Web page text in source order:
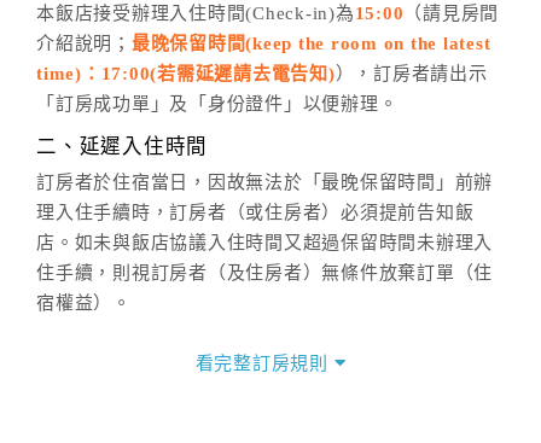
五、客服時間
週一至週日，上午9:00～晚上6:00
六、聯絡方式
(07)9682715 。
本飯店接受辦理入住時間(Check-in)為15:00 （請見房間
介紹說明； 最晚保留時間(keep the room on the latest
time)：17:00(若需延遲請去電告知)），訂房者請出示
「訂房成功單」及「身份證件」以便辦理。
二、延遲入住時間
訂房者於住宿當日，因故無法於「最晚保留時間」前辦
理入住手續時，訂房者（或住房者）必須提前告知飯
店。如未與飯店協議入住時間又超過保留時間未辦理入
住手續，則視訂房者（及住房者）無條件放棄訂單（住
宿權益）。
看完整訂房規則